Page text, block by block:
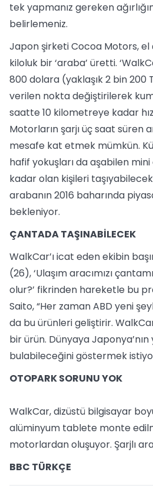
tek yapmanız gereken
belirlemeniz.
Japon şirketi Cocoa Motors, el
kiloluk bir ‘araba’ üretti.
800 dolara (yaklaşık 2 bin 200
verilen nokta değiştirilerek
saatte 10 kilometreye kadar
Motorların şarjı üç saat süren
mesafe kat etmek mümkün.
hafif yokuşları da aşabilen
kadar olan kişileri
arabanın 2016 baharında
bekleniyor.
ÇANTADA TAŞINABİLECEK
WalkCar’ı icat eden ekibin
(26), ‘Ulaşım aracımızı
olur?’ fikrinden hareketle bu
Saito, “Her zaman ABD yeni
da bu ürünleri geliştirir.
bir ürün. Dünyaya
bulabileceğini göstermek
OTOPARK SORUNU YOK
WalkCar, dizüstü bilgisayar
alüminyum tablete monte
motorlardan oluşuyor. Şarjlı
BBC TÜRKÇE